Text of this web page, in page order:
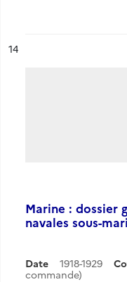
n°
14
Marine : dossier
navales sous-
Date 1918-1929
commande)